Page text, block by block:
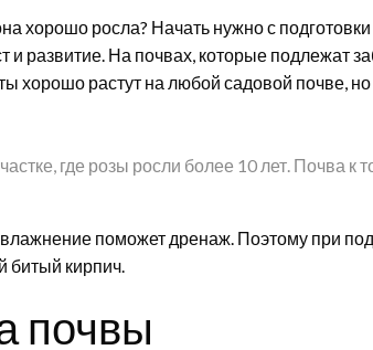
хорошо росла? Начать нужно с
и развитие. На почвах, которые подлежат
хорошо растут на любой садовой почве,
где розы росли более 10 лет. Почва к
поможет дренаж. Поэтому при
битый кирпич.
почвы